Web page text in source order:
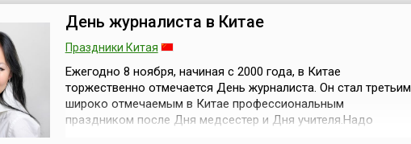
образована служба статистики в Ка...
День журналиста в Китае
Праздники Китая
Ежегодно 8 ноября, начиная с 2000 года, в Китае
торжественно отмечается День журналиста. Он стал третьим
широко отмечаемым в Китае профессиональным
праздником после Дня медсестер и Дня учителя.Надо